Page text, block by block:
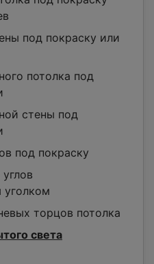
под покраску или
потолка под
стены под
под покраску
торцов потолка
света